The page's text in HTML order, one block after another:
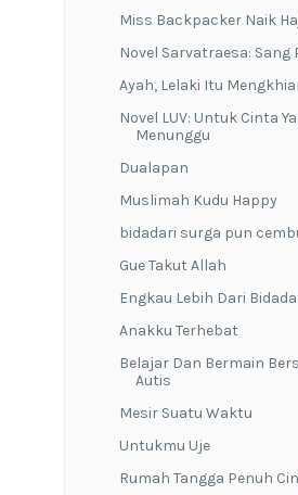
Miss Backpacker Naik
Novel Sarvatraesa: Sang
Ayah, Lelaki Itu
Novel LUV: Untuk Cinta
Menunggu
Dualapan
Muslimah Kudu Happy
bidadari surga pun
Gue Takut Allah
Engkau Lebih Dari
Anakku Terhebat
Belajar Dan Bermain
Autis
Mesir Suatu Waktu
Untukmu Uje
Rumah Tangga Penuh